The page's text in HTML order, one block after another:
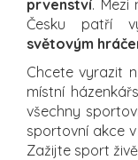
prvenství. Mezi
Česku patří
světovým
Chcete vyrazit
místní
všechny
sportovní akce
Zažijte sport